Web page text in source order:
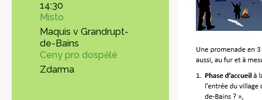
14:30
Místo
Maquis v Grandrupt-
de-Bains
Ceny pro dospělé
Zdarma